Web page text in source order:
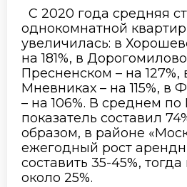
С 2020 года средняя
однокомнатной
увеличилась: в
на 181%, в
Пресненском – на 127%,
Мневниках – на 115%, в
– на 106%. В среднем по
показатель составил
образом, в районе
ежегодный рост
составить 35-45%,
около 25%.